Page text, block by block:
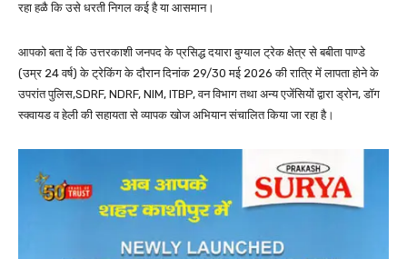
रहा हळै कि उसे धरती निगल कई है या आसमान।
आपको बता दें कि उत्तरकाशी जनपद के प्रसिद्ध दयारा बुग्याल ट्रेक क्षेत्र से बबीता पाण्डे
(उम्र 24 वर्ष) के ट्रेकिंग के दौरान दिनांक 29/30 मई 2026 की रात्रि में लापता होने के
उपरांत पुलिस,SDRF, NDRF, NIM, ITBP, वन विभाग तथा अन्य एजेंसियों द्वारा ड्रोन, डॉग
स्क्वायड व हेली की सहायता से व्यापक खोज अभियान संचालित किया जा रहा है।